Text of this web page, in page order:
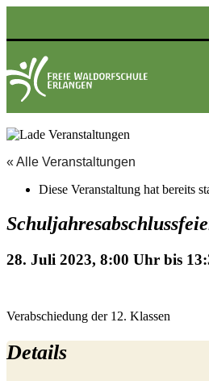
« Alle Veranstaltungen
Diese Veranstaltung hat bereits
28. Juli 2023, 8:00 Uhr bis
Verabschiedung der 12. Klassen
Details